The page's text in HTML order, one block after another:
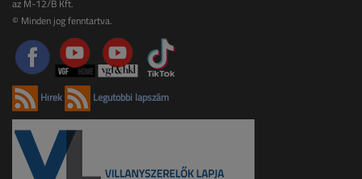
az M-12/B Kft.
© Minden jog fenntartva.
Hírek Legutóbbi lapszám